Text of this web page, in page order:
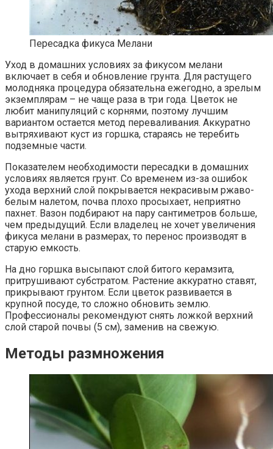
Пересадка фикуса Мелани
Уход в домашних условиях за фикусом мелани
включает в себя и обновление грунта. Для растущего
молодняка процедура обязательна ежегодно, а зрелым
экземплярам – не чаще раза в три года. Цветок не
любит манипуляций с корнями, поэтому лучшим
вариантом остается метод переваливания. Аккуратно
вытряхивают куст из горшка, стараясь не теребить
подземные части.
Показателем необходимости пересадки в домашних
условиях является грунт. Со временем из-за ошибок
ухода верхний слой покрывается некрасивым ржаво-
белым налетом, почва плохо просыхает, неприятно
пахнет. Вазон подбирают на пару сантиметров больше,
чем предыдущий. Если владелец не хочет увеличения
фикуса мелани в размерах, то перенос производят в
старую емкость.
На дно горшка высыпают слой битого керамзита,
притрушивают субстратом. Растение аккуратно ставят,
прикрывают грунтом. Если цветок развивается в
крупной посуде, то сложно обновить землю.
Профессионалы рекомендуют снять ложкой верхний
слой старой почвы (5 см), заменив на свежую.
Методы размножения